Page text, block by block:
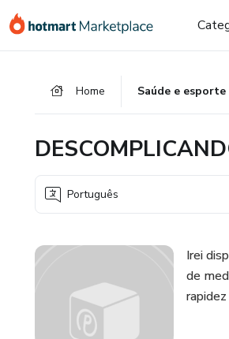
para
para
para
Home Saúde e esporte
Português
Irei
de